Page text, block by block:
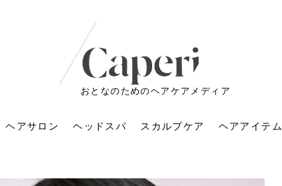
おとなのためのヘアケアメディア
ヘアサロン ヘッドスパ スカルプケア ヘアアイテム